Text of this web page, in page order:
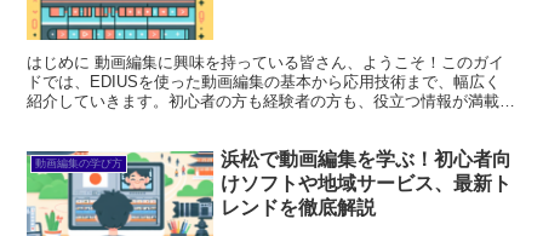
はじめに 動画編集に興味を持っている皆さん、ようこそ！このガイ
ドでは、EDIUSを使った動画編集の基本から応用技術まで、幅広く
紹介していきます。初心者の方も経験者の方も、役立つ情報が満載で
動画編集の学び方
浜松で動画編集を学ぶ！初心者向
けソフトや地域サービス、最新ト
レンドを徹底解説